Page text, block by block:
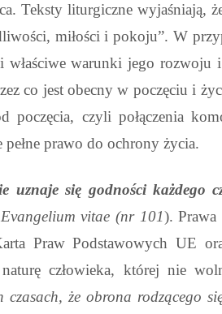
Teksty liturgiczne wyjaśniają,
miłości i pokoju”. W
właściwe warunki jego rozwoju
co jest obecny w poczęciu i
poczęcia, czyli połączenia
prawo do ochrony życia.
uznaje się godności każdego
Evangelium vitae (nr 101). Prawa
Praw Podstawowych UE
człowieka, której nie
że obrona rodzącego